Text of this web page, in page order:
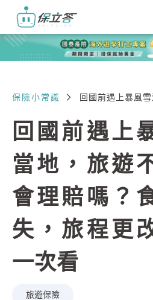
保險小常識 回國前遇上暴風
回國前遇上
當地，旅遊
會理賠嗎？
失，旅程更
一次看
旅遊保險